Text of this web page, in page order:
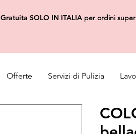
Gratuita SOLO IN ITALIAper ordini
Offerte Servizi di Pulizia